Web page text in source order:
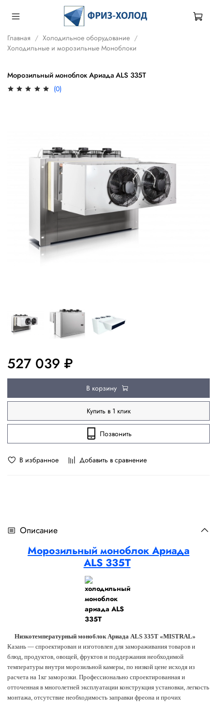
Главная
Холодильное оборудование
Холодильные и морозильные Моноблоки
Морозильный моноблок Ариада ALS 335T
(0)
В избранное Добавить в сравнение
527 039 ₽
В корзину
Купить в 1 клик
Позвонить
Описание
Морозильный моноблок Ариада
ALS 335T
Низкотемпературный моноблок Ариада ALS 335T «MISTRAL»
Казань — спроектирован и изготовлен для замораживания товаров и
блюд, продуктов, овощей, фруктов и поддержания необходимой
температуры внутри морозильной камеры, по низкой цене исходя из
расчета на 1кг заморозки. Профессионально спроектированная и
отточенная в многолетней эксплуатации конструкция установки, легкость
монтажа, отсутствие необходимость заправки фреона и прочих